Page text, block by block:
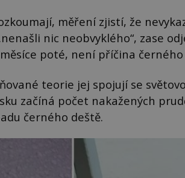
měření zjistí, že
nic neobvyklého“, zase
poté, není příčina
teorie jej spojují se
začíná počet nakažených
černého deště.